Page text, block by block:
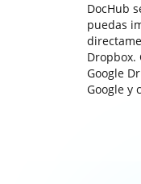
DocHub
puedas
Dropbox.
Google
Google y